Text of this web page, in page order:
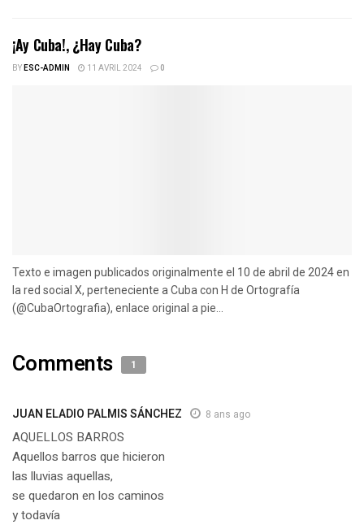
¡Ay Cuba!, ¿Hay Cuba?
BYESC-ADMIN 11 AVRIL 2024 0
Texto e imagen publicados originalmente el 10 de abril de 2024 en
la red social X, perteneciente a Cuba con H de Ortografía
(@CubaOrtografia), enlace original a pie...
Comments 1
JUAN ELADIO PALMIS SÁNCHEZ 8 ans ago
AQUELLOS BARROS
Aquellos barros que hicieron
las lluvias aquellas,
se quedaron en los caminos
y todavía